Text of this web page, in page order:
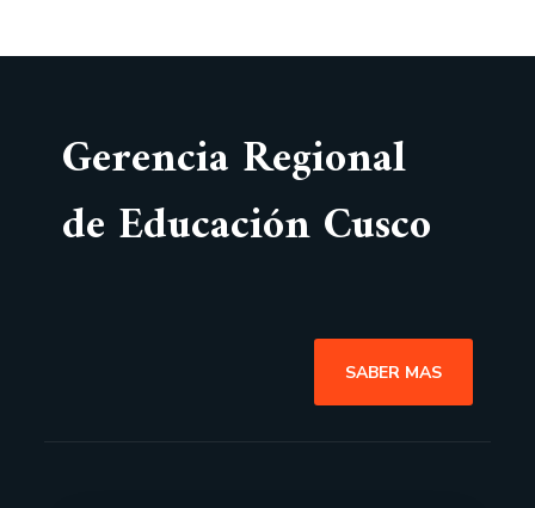
Gerencia Regional
de Educación Cusco
SABER MAS